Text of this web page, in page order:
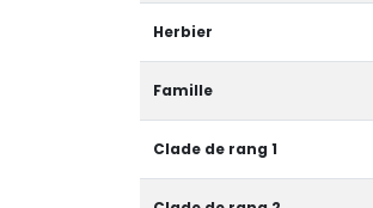
Herbier
Famille
Clade de rang 1